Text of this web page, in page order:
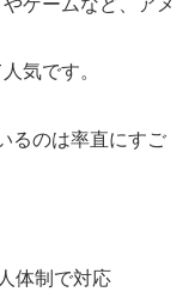
ゲームなど、アメ
気です。
るのは率直にすご
体制で対応